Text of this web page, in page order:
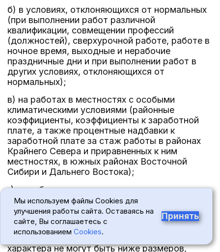
б) в условиях, отклоняющихся от нормальных
(при выполнении работ различной
квалификации, совмещении профессий
(должностей), сверхурочной работе, работе в
ночное время, выходные и нерабочие
праздничные дни и при выполнении работ в
других условиях, отклоняющихся от
нормальных);
в) на работах в местностях с особыми
климатическими условиями (районные
коэффициенты, коэффициенты к заработной
плате, а также процентные надбавки к
заработной плате за стаж работы в районах
Крайнего Севера и приравненных к ним
местностях, в южных районах Восточной
Сибири и Дальнего Востока);
г) за работу со сведениями, составляющими
государственную тайну, их засекречивание и
рассекречивание, а также за работу с
шифрами.
характера не могут быть ниже размеров,
Мы используем файлы Cookies для
улучшения работы сайта. Оставаясь на
сайте, Вы соглашаетесь с
использованием Cookies.
Принять